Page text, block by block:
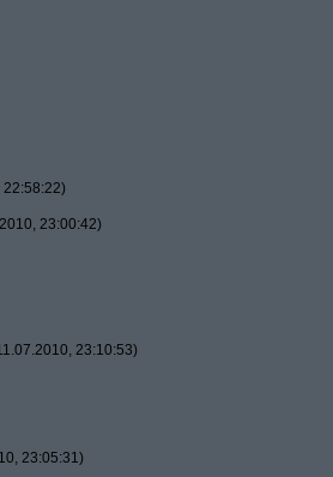
22:58:22)
23:00:42)
23:10:53)
23:05:31)